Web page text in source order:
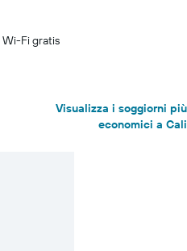
Wi-Fi gratis
Visualizza i soggiorni più
economici a Cali